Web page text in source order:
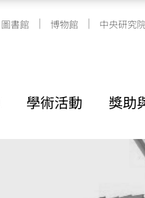
圖書館 | 博物館 | 中央研究
學術活動 獎助